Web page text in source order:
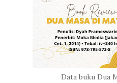
Data buku Dua